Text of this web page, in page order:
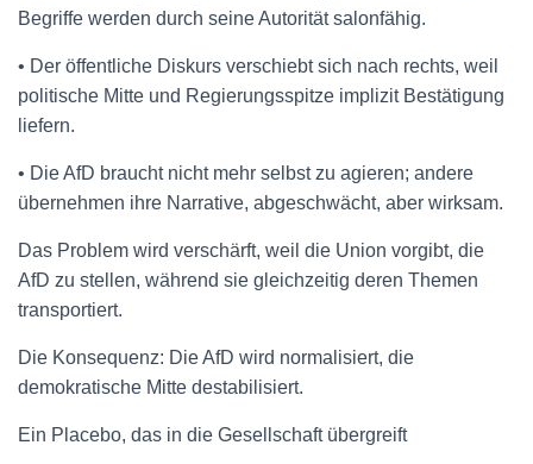
Begriffe werden durch seine Autorität salonfähig.
• Der öffentliche Diskurs verschiebt sich nach rechts, weil
politische Mitte und Regierungsspitze implizit Bestätigung
liefern.
• Die AfD braucht nicht mehr selbst zu agieren; andere
übernehmen ihre Narrative, abgeschwächt, aber wirksam.
Das Problem wird verschärft, weil die Union vorgibt, die
AfD zu stellen, während sie gleichzeitig deren Themen
transportiert.
Die Konsequenz: Die AfD wird normalisiert, die
demokratische Mitte destabilisiert.
Ein Placebo, das in die Gesellschaft übergreift